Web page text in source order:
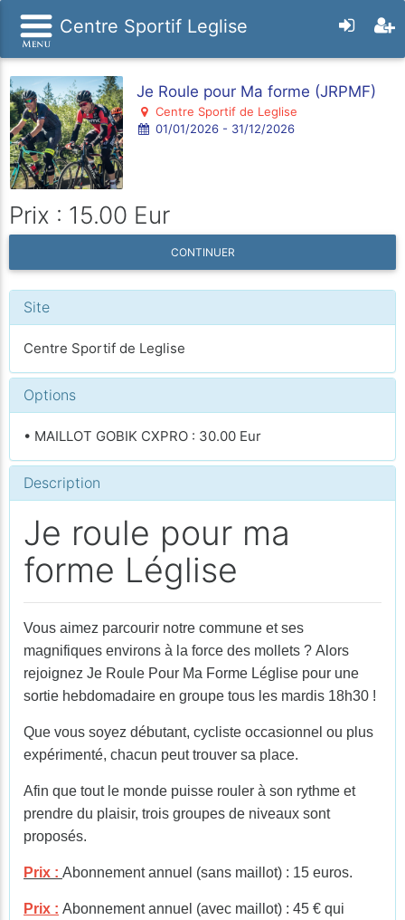
Centre Sportif Leglise
Je Roule pour Ma forme (JRPMF)
Centre Sportif de Leglise
01/01/2026 - 31/12/2026
Prix : 15.00 Eur
CONTINUER
Site
Centre Sportif de Leglise
Options
• MAILLOT GOBIK CXPRO : 30.00 Eur
Description
Je roule pour ma
forme Léglise
Vous aimez parcourir notre commune et ses
magnifiques environs à la force des mollets ? Alors
rejoignez Je Roule Pour Ma Forme Léglise pour une
sortie hebdomadaire en groupe tous les mardis 18h30 !
Que vous soyez débutant, cycliste occasionnel ou plus
expérimenté, chacun peut trouver sa place.
Afin que tout le monde puisse rouler à son rythme et
prendre du plaisir, trois groupes de niveaux sont
proposés.
Prix : Abonnement annuel (sans maillot) : 15 euros.
Prix : Abonnement annuel (avec maillot) : 45 € qui